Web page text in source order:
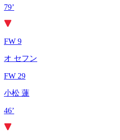
79’
FW 9
オ セフン
FW 29
小松 蓮
46’